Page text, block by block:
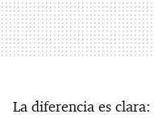
La diferencia es clara: